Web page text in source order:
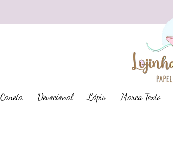
Caneta Devocional Lápis Marca Texto